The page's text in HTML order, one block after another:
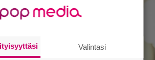
Valintasi